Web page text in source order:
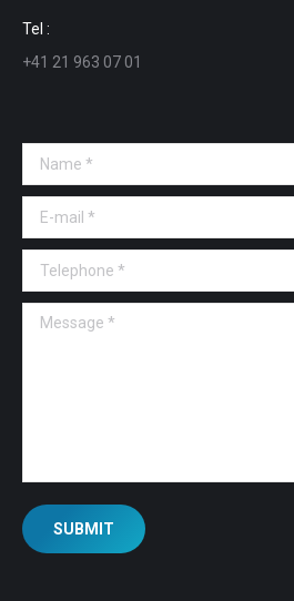
window
Tel :
+41 21 963 07 01
Name *
E-mail *
Telephone *
Message *
SUBMIT